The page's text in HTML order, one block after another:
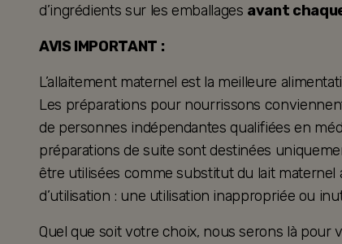
d’ingrédients sur les emballages avant
AVIS IMPORTANT :
L’allaitement maternel est la meilleure
Les préparations pour nourrissons
de personnes indépendantes qualifiées en
préparations de suite sont destinées
être utilisées comme substitut du lait
d’utilisation : une utilisation inappropriée ou
Quel que soit votre choix, nous serons là pour